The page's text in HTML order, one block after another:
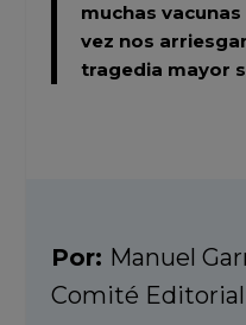
muchas
vez nos
tragedia mayor
Por: Manuel
Comité